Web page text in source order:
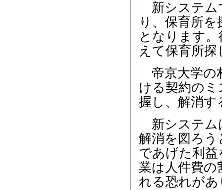
新システム
り、保育所
となります
えて保育所
帝京大学の
ける契約の
握し、解消
新システム
解消を図ろ
であげた利
業は人件費の
れる恐れが